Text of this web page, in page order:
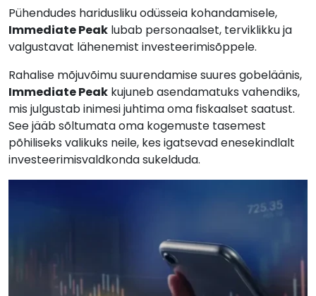
Pühendudes haridusliku odüsseia kohandamisele,
Immediate Peak lubab personaalset, terviklikku ja
valgustavat lähenemist investeerimisõppele.
Rahalise mõjuvõimu suurendamise suures gobeläänis,
Immediate Peak kujuneb asendamatuks vahendiks,
mis julgustab inimesi juhtima oma fiskaalset saatust.
See jääb sõltumata oma kogemuste tasemest
põhiliseks valikuks neile, kes igatsevad enesekindlalt
investeerimisvaldkonda sukelduda.